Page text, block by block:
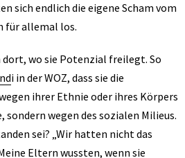
sich endlich die eigene Scham vom
für allemal los.
dort, wo sie Potenzial freilegt. So
i in der WOZ, dass sie die
ihrer Ethnie oder ihres Körpers
sondern wegen des sozialen Milieus.
sei? „Wir hatten nicht das
Eltern wussten, wenn sie